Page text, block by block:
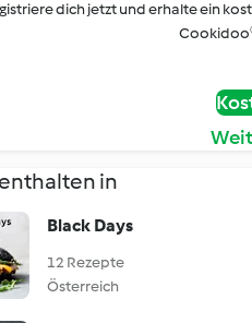
dich jetzt und erhalte ein
in
Black Days
12 Rezepte
Österreich